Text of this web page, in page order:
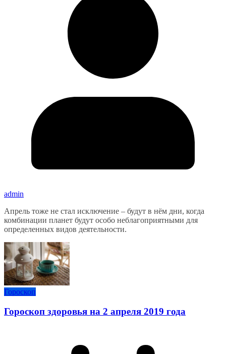
admin
Апрель тоже не стал исключение – будут в нём дни, когда
комбинации планет будут особо неблагоприятными для
определенных видов деятельности.
Гороскоп
Гороскоп здоровья на 2 апреля 2019 года